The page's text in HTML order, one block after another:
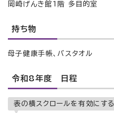
岡崎げんき館1階 多目的室
持ち物
母子健康手帳、バスタオル
令和8年度 日程
表の横スクロールを有効にする